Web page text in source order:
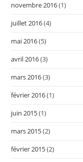
novembre 2016(1)
juillet 2016(4)
mai 2016(5)
avril 2016(3)
mars 2016(3)
février 2016(1)
juin 2015(1)
mars 2015(2)
février 2015(2)